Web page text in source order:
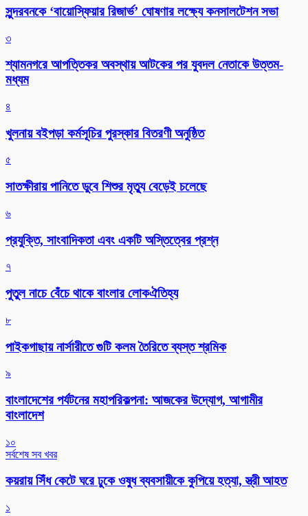
সুন্দরবনকে ‘বায়োস্ফিয়ার রিজার্ভ’ ঘোষণার লক্ষ্যে কনসালটেশন সভা
৩
শ্যামনগরে আপত্তিকর অবস্থায় আটকের পর যুবদল নেতাকে উত্তম-
মধ্যম
৪
খুলনায় বইপড়া কর্মসূচির পুরস্কার বিতরণী অনুষ্ঠিত
৫
সাতক্ষীরায় পানিতে ডুবে শিশুর মৃত্যু বেড়েই চলেছে
৬
প্রযুক্তি, সাংবাদিকতা এবং একটি অস্তিত্বের প্রশ্ন
৭
পুতুল নাচে বেঁচে থাকে বাংলার লোকঐতিহ্য
৮
পাইকগাছায় নার্সারীতে গুটি কলম তৈরিতে ব্যস্ত শ্রমিক
৯
বাংলাদেশের পর্যটনের মহাপরিকল্পনা: আজকের উদ্যোগ, আগামীর
বাংলাদেশ
১০
সর্বশেষ সব খবর
কয়রায় সিঁধ কেটে ঘরে ঢুকে ওষুধ ব্যবসায়ীকে কুপিয়ে হত্যা, স্ত্রী আহত
১